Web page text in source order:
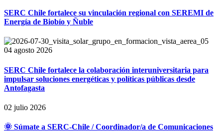
SERC Chile fortalece su vinculación regional con SEREMI de
Energía de Biobío y Ñuble
04 agosto 2026
SERC Chile fortalece la colaboración interuniversitaria para
impulsar soluciones energéticas y políticas públicas desde
Antofagasta
02 julio 2026
🌞 Súmate a SERC-Chile / Coordinador/a de Comunicaciones